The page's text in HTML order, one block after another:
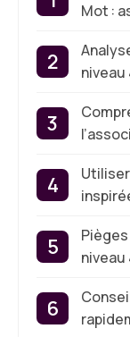
Mot :
niveau
niveau